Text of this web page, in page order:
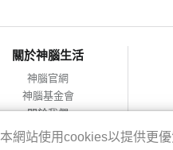
關於神腦生活
神腦官網
神腦基金會
關於我們
會員服務條款
本網站使用cookies以提供更